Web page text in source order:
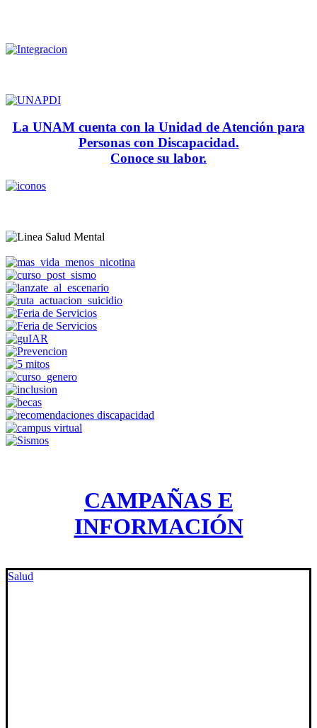
La UNAM cuenta con la Unidad de Atención para
Personas con Discapacidad.
Conoce su labor.
CAMPAÑAS E
INFORMACIÓN
Salud